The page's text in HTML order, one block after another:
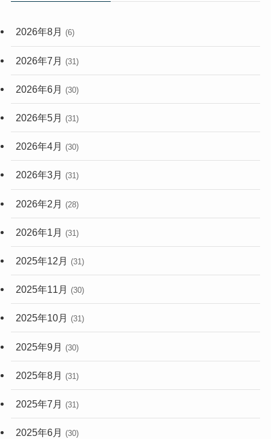
(248)
2026年8月 (6)
2026年7月 (31)
2026年6月 (30)
2026年5月 (31)
2026年4月 (30)
2026年3月 (31)
2026年2月 (28)
2026年1月 (31)
2025年12月 (31)
2025年11月 (30)
2025年10月 (31)
2025年9月 (30)
2025年8月 (31)
2025年7月 (31)
2025年6月 (30)